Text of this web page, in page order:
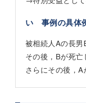
い 事例の具体
被相続人Aの長
その後，Bが死亡
さらにその後，A